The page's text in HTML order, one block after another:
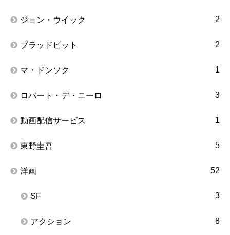
ジョン・ウイック 2
ブラッドピット 2
マ・ドンソク 1
ロバート・デ・ニーロ 3
動画配信サービス 1
東野圭吾 5
洋画 52
SF 3
アクション 8